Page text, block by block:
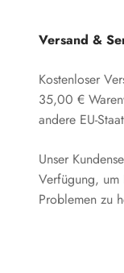
Versand &
Kostenloser
35,00 €
andere EU-
Unser
Verfügung,
Problemen zu